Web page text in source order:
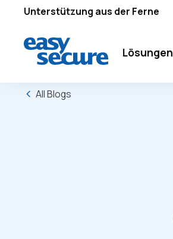
Unterstützung aus der Ferne
Lösungen
All Blogs